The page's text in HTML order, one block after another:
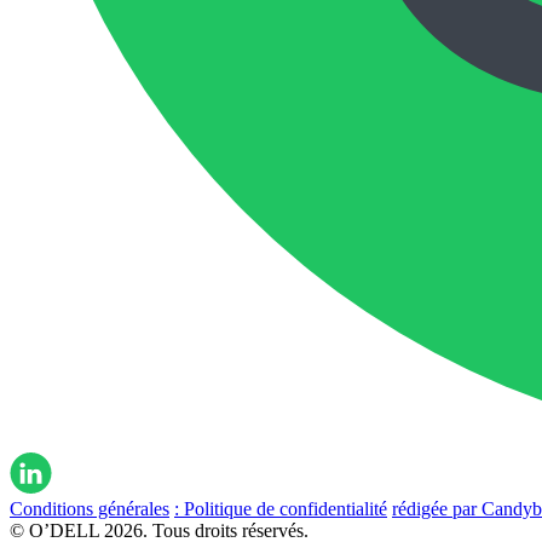
Conditions générales : Politique de confidentialité rédigée par
© O’DELL 2026. Tous droits réservés.